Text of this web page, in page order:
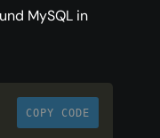
MySQL in
COPY CODE